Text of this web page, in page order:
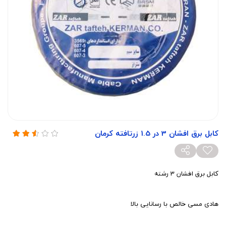
کابل برق افشان 3 در 1.5 زرتافته کرمان
کابل برق افشان 3 رشته
هادی مسی خالص با رسانایی بالا